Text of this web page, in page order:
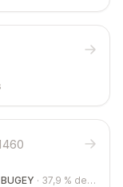
· 37,9 % des immeubles